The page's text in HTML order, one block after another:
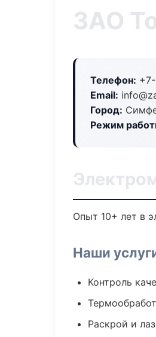
ЗАО
Телефон:
Email:
Город:
Режим
Опыт 10+ лет в
Наши
Контроль
Раскрой и